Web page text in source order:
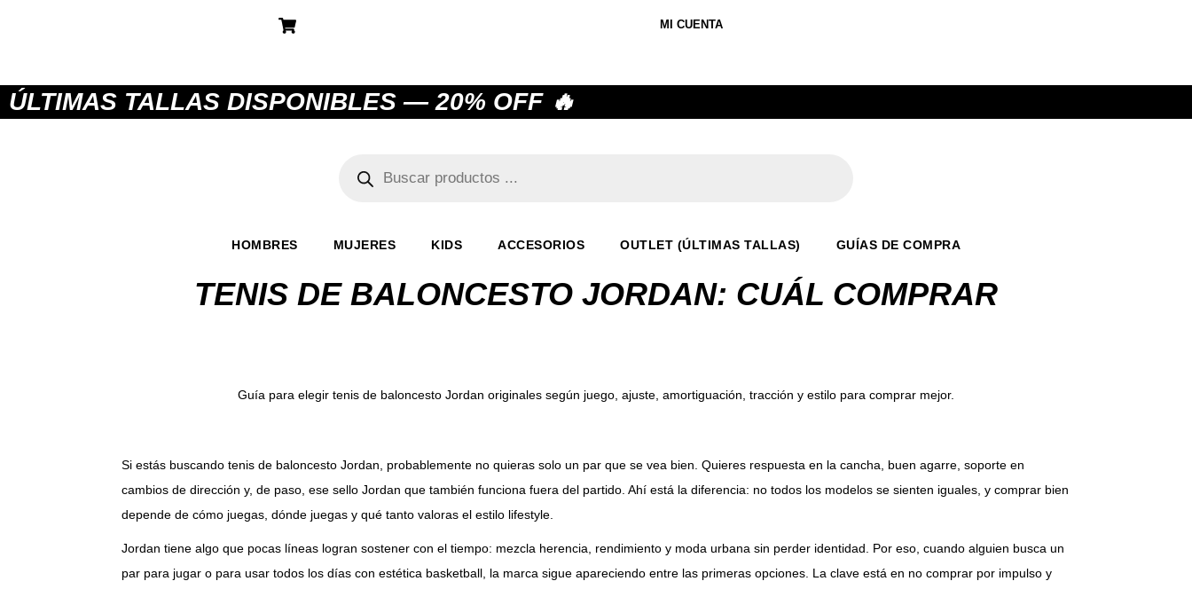
MI CUENTA
ÚLTIMAS TALLAS DISPONIBLES — 20% OFF 🔥
HOMBRES MUJERES KIDS ACCESORIOS OUTLET (ÚLTIMAS TALLAS) GUÍAS DE COMPRA
TENIS DE BALONCESTO JORDAN: CUÁL COMPRAR
Guía para elegir tenis de baloncesto Jordan originales según juego, ajuste, amortiguación, tracción y estilo para comprar mejor.
Si estás buscando tenis de baloncesto Jordan, probablemente no quieras solo un par que se vea bien. Quieres respuesta en la cancha, buen agarre, soporte en
cambios de dirección y, de paso, ese sello Jordan que también funciona fuera del partido. Ahí está la diferencia: no todos los modelos se sienten iguales, y comprar bien
depende de cómo juegas, dónde juegas y qué tanto valoras el estilo lifestyle.
Jordan tiene algo que pocas líneas logran sostener con el tiempo: mezcla herencia, rendimiento y moda urbana sin perder identidad. Por eso, cuando alguien busca un
par para jugar o para usar todos los días con estética basketball, la marca sigue apareciendo entre las primeras opciones. La clave está en no comprar por impulso y